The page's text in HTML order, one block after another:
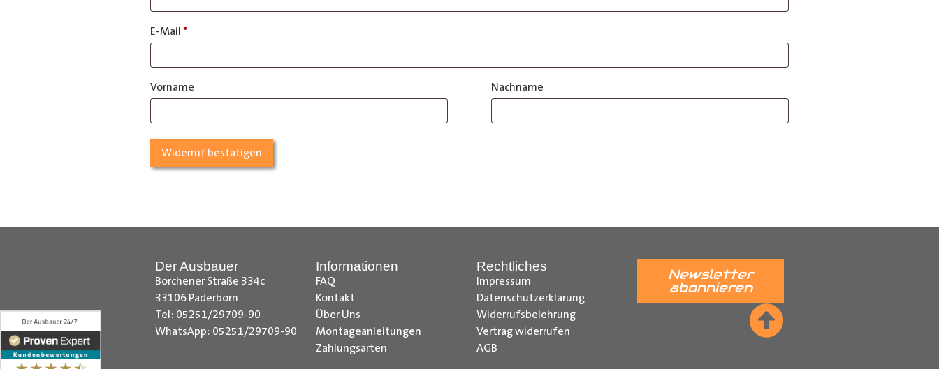
E-Mail *
E-
Vorname Nachname
Widerruf bestätigen
Der Ausbauer
Borchener Straße 334c
33106 Paderborn
Tel: 05251/29709-90
WhatsApp: 05251/29709-90
Informationen
FAQ
Kontakt
Über Uns
Montageanleitungen
Zahlungsarten
Rechtliches
Impressum
Datenschutzerklärung
Widerrufsbelehrung
Vertrag widerrufen
AGB
Newsletter
abonnieren